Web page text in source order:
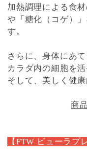
加熱調理による食
や「糖化（コゲ）
す。
さらに、身体にあ
カラダ内の細胞を活
そして、美しく健
商
【FTW ビューラプ